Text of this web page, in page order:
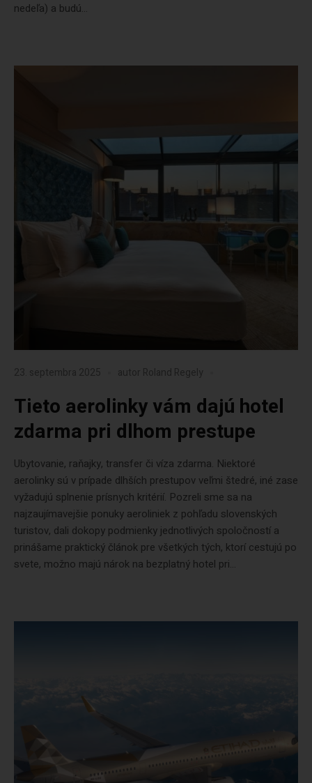
nedeľa) a budú...
23. septembra 2025 autor Roland Regely
Tieto aerolinky vám dajú hotel
zdarma pri dlhom prestupe
Ubytovanie, raňajky, transfer či víza zdarma. Niektoré
aerolinky sú v prípade dlhších prestupov veľmi štedré, iné zase
vyžadujú splnenie prísnych kritérií. Pozreli sme sa na
najzaujímavejšie ponuky aeroliniek z pohľadu slovenských
turistov, dali dokopy podmienky jednotlivých spoločností a
prinášame praktický článok pre všetkých tých, ktorí cestujú po
svete, možno majú nárok na bezplatný hotel pri...